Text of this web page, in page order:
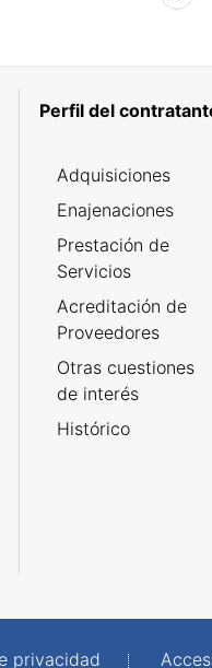
Perfil del
Adquisiciones
Enajenaciones
Prestación de
Servicios
Acreditación de
Proveedores
Otras cuestiones
de interés
Histórico
privacidad